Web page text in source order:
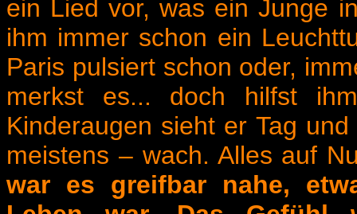
ein Lied vor, was ein Junge
ihm immer schon ein
Paris pulsiert schon oder,
merkst es... doch hilfst
Kinderaugen sieht er Tag
meistens – wach. Alles auf
war es greifbar nahe,